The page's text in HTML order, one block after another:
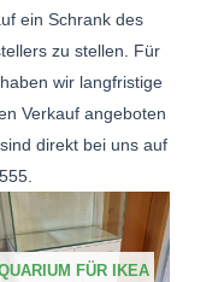
ein Schrank des
zu stellen. Für
wir langfristige
Verkauf angeboten
direkt bei uns auf
FÜR IKEA